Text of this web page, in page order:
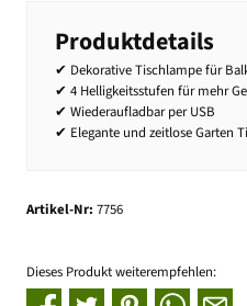
Produktdetails
✔ Dekorative Tischlampe für
✔ 4 Helligkeitsstufen für mehr
✔ Wiederaufladbar per USB
✔ Elegante und zeitlose Garten
Artikel-Nr: 7756
Dieses Produkt weiterempfehlen: